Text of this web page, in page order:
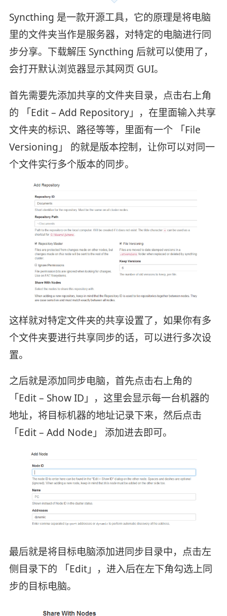
Syncthing 是一款开源工具，它的原理是将电脑
里的文件夹当作是服务器，对特定的电脑进行同
步分享。下载解压 Syncthing 后就可以使用了，
会打开默认浏览器显示其网页 GUI。
首先需要先添加共享的文件夹目录，点击右上角
的 「Edit – Add Repository」，在里面输入共享
文件夹的标识、路径等等，里面有一个 「File
Versioning」 的就是版本控制，让你可以对同一
个文件实行多个版本的同步。
这样就对特定文件夹的共享设置了，如果你有多
个文件夹要进行共享同步的话，可以进行多次设
置。
之后就是添加同步电脑，首先点击右上角的
「Edit – Show ID」，这里会显示每一台机器的
地址，将目标机器的地址记录下来，然后点击
「Edit – Add Node」 添加进去即可。
最后就是将目标电脑添加进同步目录中，点击左
侧目录下的 「Edit」，进入后在左下角勾选上同
步的目标电脑。